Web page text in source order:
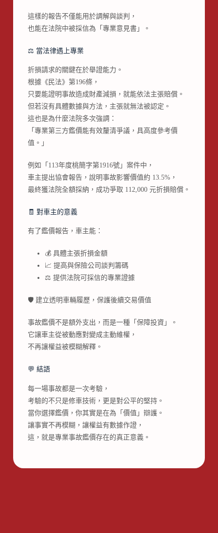
這樣的報告不僅能用於調解與談判，
也能在法院中被採信為「專業意見書」。
⚖️ 當法律遇上專業
折損請求的關鍵在於舉證能力。
根據《民法》第196條，
只要能證明事故造成財產減損，就能依法主張賠償。
但若沒有具體數據與方法，主張就無法被認定。
這也是為什麼法院多次強調：
「專業第三方鑑價能有效釐清爭議，具高度參考價
值。」
例如「113年度桃簡字第1916號」案件中，
車主提出協會報告，說明事故影響價值約 13.5%，
最終獲法院全額採納，成功爭取 112,000 元折損賠償。
🧾 對車主的意義
有了鑑價報告，車主能：
💰 具體主張折損金額
📈 提高與保險公司談判籌碼
⚖️ 提供法院可採信的專業證據
🛡 建立透明車輛履歷，保護後續交易價值
事故鑑價不是額外支出，而是一種「保障投資」。
它讓車主從被動應對變成主動維權，
不再讓權益被模糊解釋。
💬 結語
每一場事故都是一次考驗，
考驗的不只是修車技術，更是對公平的堅持。
當你選擇鑑價，你其實是在為「價值」辯護。
讓事實不再模糊，讓權益有數據作證，
這，就是專業事故鑑價存在的真正意義。